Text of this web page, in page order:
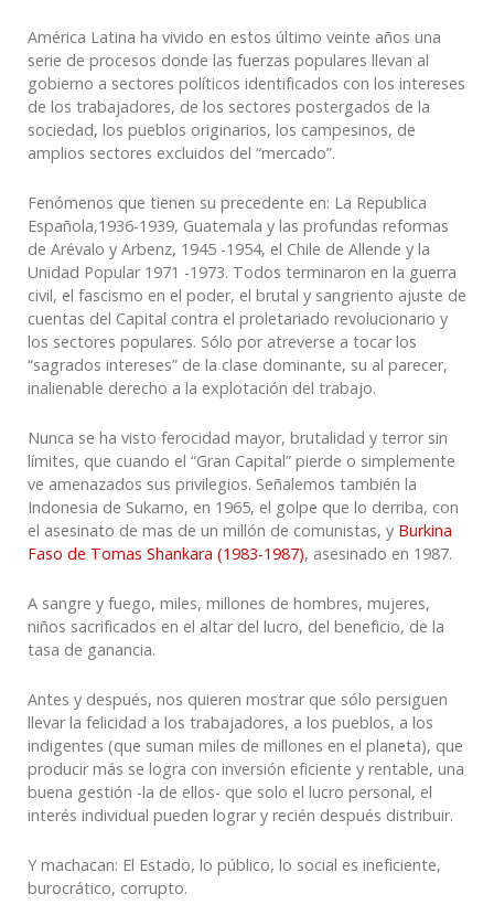
América Latina ha vivido en estos último veinte años una
serie de procesos donde las fuerzas populares llevan al
gobierno a sectores políticos identificados con los intereses
de los trabajadores, de los sectores postergados de la
sociedad, los pueblos originarios, los campesinos, de
amplios sectores excluidos del “mercado”.
Fenómenos que tienen su precedente en: La Republica
Española,1936-1939, Guatemala y las profundas reformas
de Arévalo y Arbenz, 1945 -1954, el Chile de Allende y la
Unidad Popular 1971 -1973. Todos terminaron en la guerra
civil, el fascismo en el poder, el brutal y sangriento ajuste de
cuentas del Capital contra el proletariado revolucionario y
los sectores populares. Sólo por atreverse a tocar los
“sagrados intereses” de la clase dominante, su al parecer,
inalienable derecho a la explotación del trabajo.
Nunca se ha visto ferocidad mayor, brutalidad y terror sin
límites, que cuando el “Gran Capital” pierde o simplemente
ve amenazados sus privilegios. Señalemos también la
Indonesia de Sukarno, en 1965, el golpe que lo derriba, con
el asesinato de mas de un millón de comunistas, y Burkina
Faso de Tomas Shankara (1983-1987), asesinado en 1987.
A sangre y fuego, miles, millones de hombres, mujeres,
niños sacrificados en el altar del lucro, del beneficio, de la
tasa de ganancia.
Antes y después, nos quieren mostrar que sólo persiguen
llevar la felicidad a los trabajadores, a los pueblos, a los
indigentes (que suman miles de millones en el planeta), que
producir más se logra con inversión eficiente y rentable, una
buena gestión -la de ellos- que solo el lucro personal, el
interés individual pueden lograr y recién después distribuir.
Y machacan: El Estado, lo público, lo social es ineficiente,
burocrático, corrupto.